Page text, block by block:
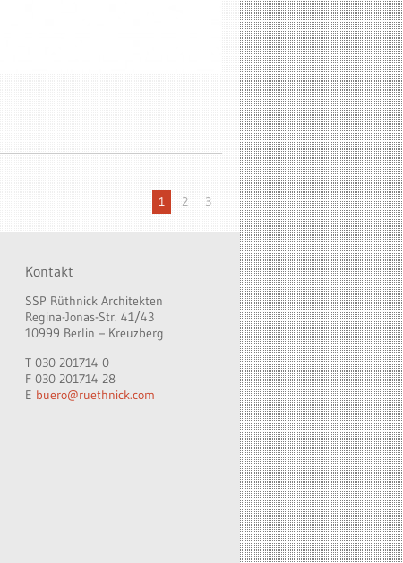
1 2 3
Kontakt
SSP Rüthnick Architekten
Regina-Jonas-Str. 41/43
10999 Berlin – Kreuzberg
T 030 201714 0
F 030 201714 28
E buero@ruethnick.com